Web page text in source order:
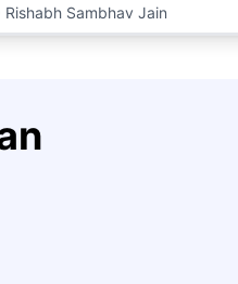
Rishabh Sambhav Jain